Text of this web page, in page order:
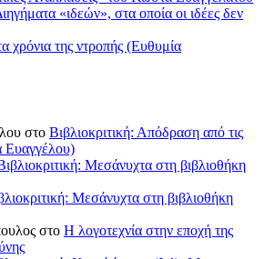
«ιδεών», στα οποία οι ιδέες δεν
χρόνια της ντροπής (Ευθυμία
στο Βιβλιοκριτική: Απόδραση από τις
Ευαγγέλου)
Μεσάνυχτα στη βιβλιοθήκη
Μεσάνυχτα στη βιβλιοθήκη
στο Η λογοτεχνία στην εποχή της